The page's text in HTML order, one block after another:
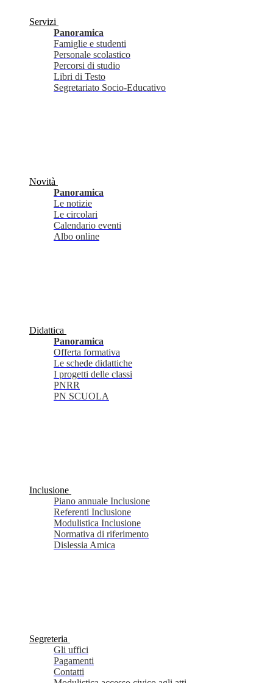
Servizi
Panoramica
Famiglie e studenti
Personale scolastico
Percorsi di studio
Libri di Testo
Segretariato Socio-Educativo
Novità
Panoramica
Le notizie
Le circolari
Calendario eventi
Albo online
Didattica
Panoramica
Offerta formativa
Le schede didattiche
I progetti delle classi
PNRR
PN SCUOLA
Inclusione
Piano annuale Inclusione
Referenti Inclusione
Modulistica Inclusione
Normativa di riferimento
Dislessia Amica
Segreteria
Gli uffici
Pagamenti
Contatti